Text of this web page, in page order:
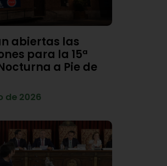
abiertas las
para la 15ª
a Pie de
de 2026